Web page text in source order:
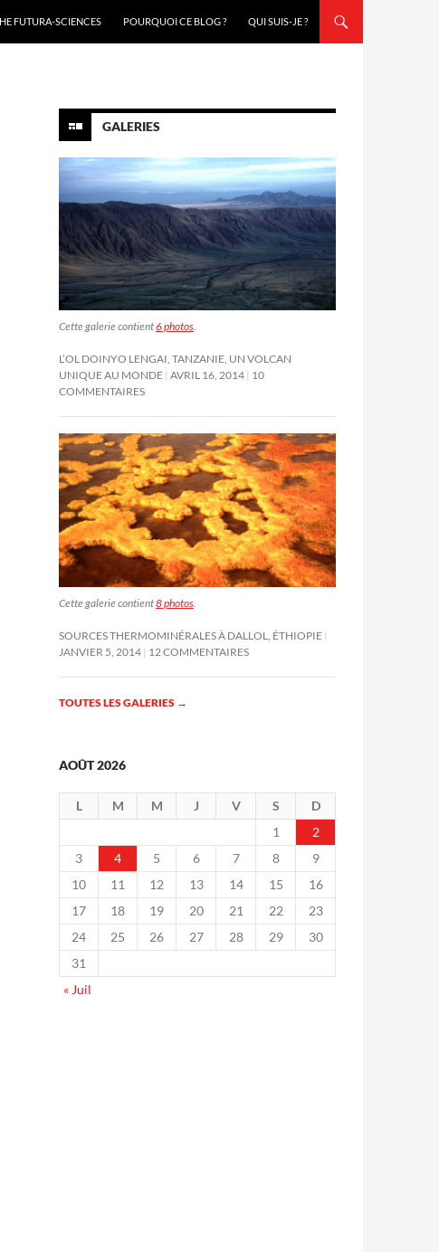
FUTURA-SCIENCES
POURQUOI CE BLOG ? QUI SUIS-JE ?
GALERIES
Cette galerie contient6 photos.
L’OL DOINYO LENGAI, TANZANIE, UN VOLCAN
UNIQUE AU MONDE AVRIL 16, 2014 10
COMMENTAIRES
Cette galerie contient8 photos
SOURCES THERMOMINÉRALES À DALLOL, ÉTHIOPIE
JANVIER 5, 2014 12 COMMENTAIRES
TOUTES LES GALERIES →
AOÛT 2026
L M M J V S
D
1
2
3
4 5 6 7 8
9
10
11 12 13 14 15
16
17
18 19 20 21 22
23
24
25 26 27 28 29
30
31
« Juil